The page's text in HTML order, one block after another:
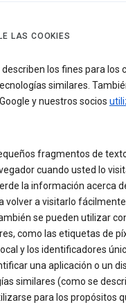
LAS COOKIES
describen los fines para los
similares.
y nuestros socios
fragmentos de
cuando usted lo
la información acerca
volver a visitarlo
se pueden utilizar
como las etiquetas de
y los identificadores
una aplicación o un
similares (como se
para los propósitos